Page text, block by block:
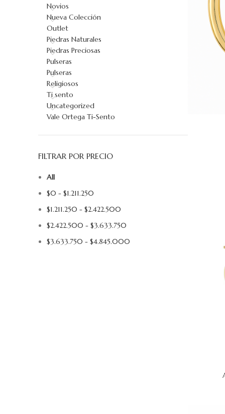
Novios
Nueva Colección
Outlet
Piedras Naturales
Piedras Preciosas
Pulseras
Pulseras
Religiosos
Ti sento
Uncategorized
Vale Ortega Ti-Sento
FILTRAR POR PRECIO
All
$0 - $1.211.250
$1.211.250 - $2.422.500
$2.422.500 - $3.633.750
$3.633.750 - $4.845.000
AÑADIR AL